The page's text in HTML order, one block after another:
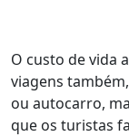
O custo de vida
viagens
ou autocarro,
que os turistas